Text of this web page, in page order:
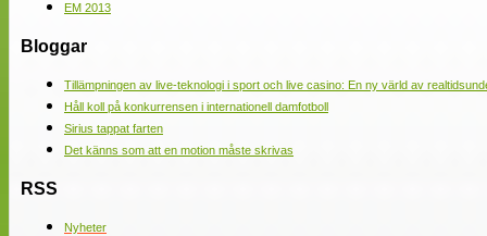
EM 2013
Bloggar
Tillämpningen av live-teknologi i sport och live casino: En ny värld av
Håll koll på konkurrensen i internationell damfotboll
Sirius tappat farten
Det känns som att en motion måste skrivas
RSS
Nyheter